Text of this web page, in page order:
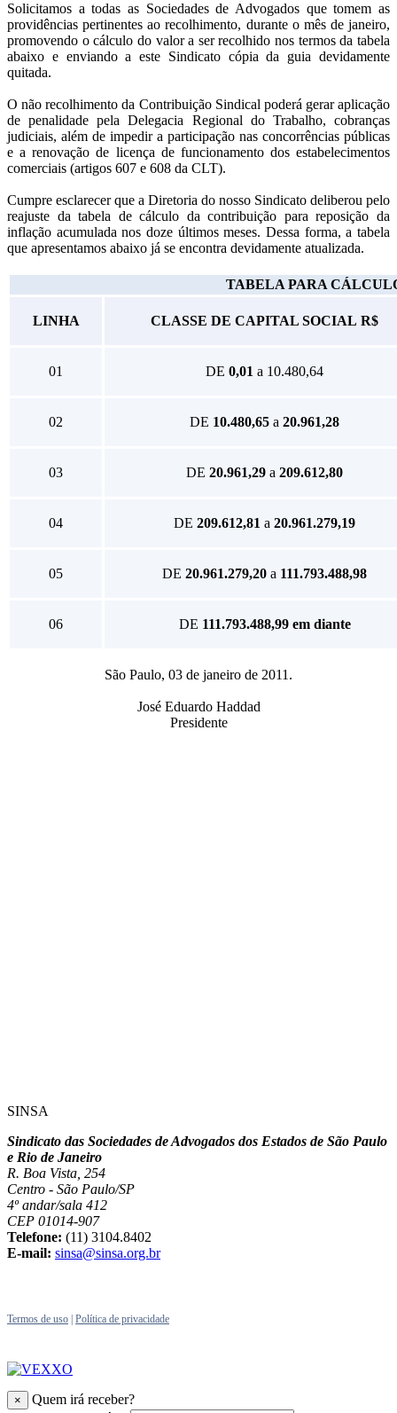
Solicitamos a todas as Sociedades de Advogados que tomem as
providências pertinentes ao recolhimento, durante o mês de janeiro,
promovendo o cálculo do valor a ser recolhido nos termos da tabela
abaixo e enviando a este Sindicato cópia da guia devidamente
quitada.
O não recolhimento da Contribuição Sindical poderá gerar aplicação
de penalidade pela Delegacia Regional do Trabalho, cobranças
judiciais, além de impedir a participação nas concorrências públicas
e a renovação de licença de funcionamento dos estabelecimentos
comerciais (artigos 607 e 608 da CLT).
Cumpre esclarecer que a Diretoria do nosso Sindicato deliberou pelo
reajuste da tabela de cálculo da contribuição para reposição da
inflação acumulada nos doze últimos meses. Dessa forma, a tabela
que apresentamos abaixo já se encontra devidamente atualizada.
TABELA PARA
LINHA CLASSE DE CAPITAL SOCIAL R$
01 DE 0,01 a 10.480,64
02 DE 10.480,65 a 20.961,28
03 DE 20.961,29 a 209.612,80
04 DE 209.612,81 a 20.961.279,19
05 DE 20.961.279,20 a 111.793.488,98
06 DE 111.793.488,99 em diante
São Paulo, 03 de janeiro de 2011.
José Eduardo Haddad
Presidente
SINSA
Sindicato das Sociedades de Advogados dos Estados de São Paulo
e Rio de Janeiro
R. Boa Vista, 254
Centro - São Paulo/SP
4º andar/sala 412
CEP 01014-907
Telefone: (11) 3104.8402
E-mail: sinsa@sinsa.org.br
Termos de uso Política de privacidade
×
Quem irá receber?